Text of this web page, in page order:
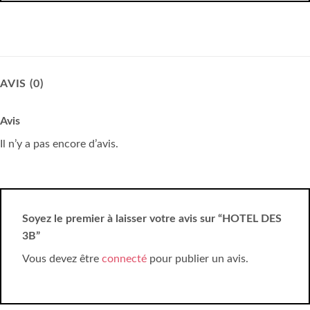
AVIS (0)
Avis
Il n’y a pas encore d’avis.
Soyez le premier à laisser votre avis sur “HOTEL DES
3B”
Vous devez être connecté pour publier un avis.